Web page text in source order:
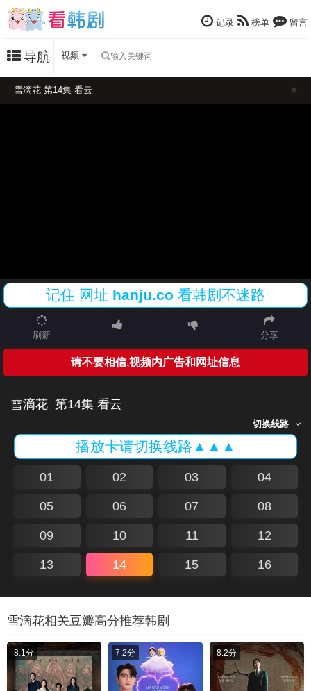
记录 榜单 留言
导航 视频
雪滴花 第14集 看云
记住 网址 hanju.co 看韩剧不迷路
刷新 分享
请不要相信,视频内广告和网址信息
雪滴花 第14集 看云
切换线路
播放卡请切换线路▲▲▲
01 02 03 04
05 06 07 08
09 10 11 12
13 14 15 16
雪滴花相关豆瓣高分推荐韩剧
8.1分 7.2分 8.2分